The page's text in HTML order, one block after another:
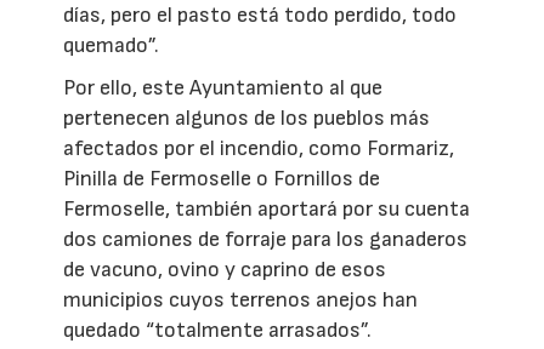
días, pero el pasto está todo perdido, todo
quemado”.
Por ello, este Ayuntamiento al que
pertenecen algunos de los pueblos más
afectados por el incendio, como Formariz,
Pinilla de Fermoselle o Fornillos de
Fermoselle, también aportará por su cuenta
dos camiones de forraje para los ganaderos
de vacuno, ovino y caprino de esos
municipios cuyos terrenos anejos han
quedado “totalmente arrasados”.